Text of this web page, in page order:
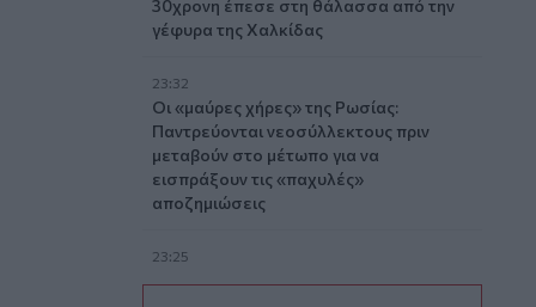
30χρονη έπεσε στη θάλασσα από την
γέφυρα της Χαλκίδας
23:32
Οι «μαύρες χήρες» της Ρωσίας:
Παντρεύονται νεοσύλλεκτους πριν
μεταβούν στο μέτωπο για να
εισπράξουν τις «παχυλές»
αποζημιώσεις
23:25
Ρόδος: Έσπασε ο κάβος και τραυμάτισε